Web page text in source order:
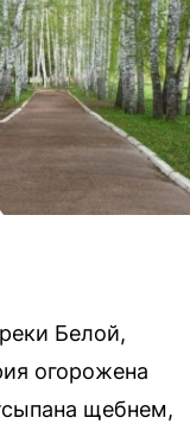
Белой,
огорожена
щебнем,